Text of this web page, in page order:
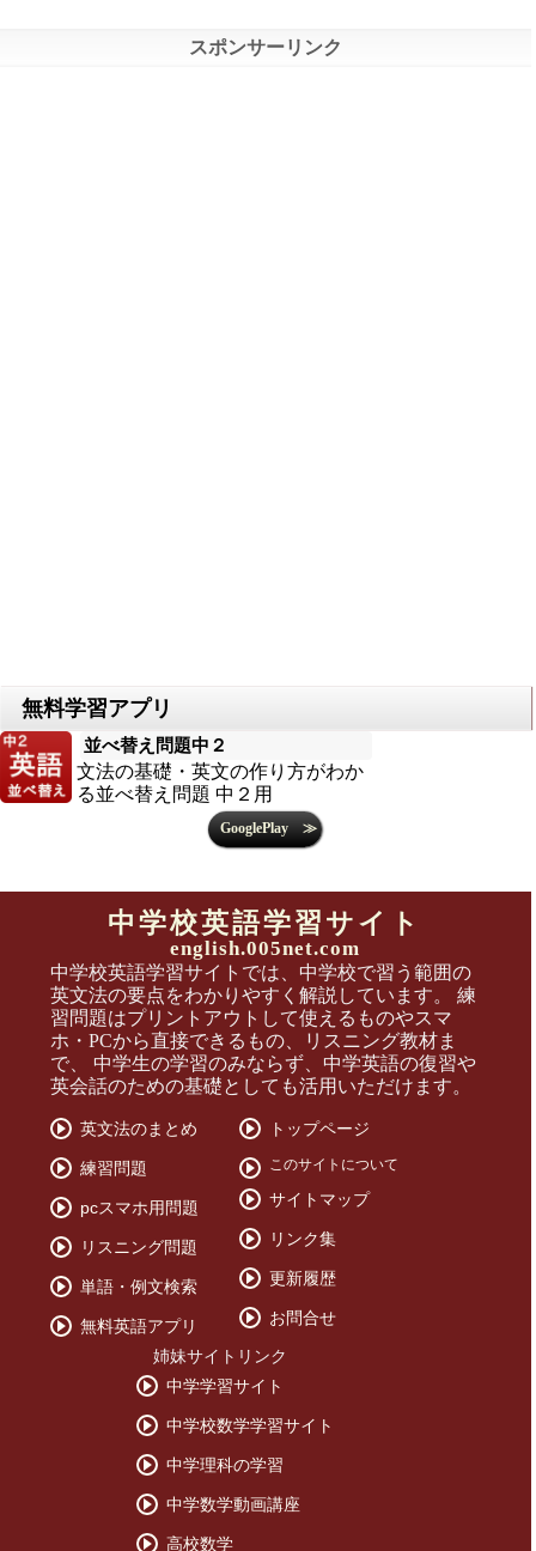
並べ替え問題中２
文法の基礎・英文の作り方がわか
る並べ替え問題 中２用
中学校英語学習サイト
english.005net.com
中学校英語学習サイトでは、中学校で習う範囲の
英文法の要点をわかりやすく解説しています。 練
習問題はプリントアウトして使えるものやスマ
ホ・PCから直接できるもの、リスニング教材ま
で、 中学生の学習のみならず、中学英語の復習や
英会話のための基礎としても活用いただけます。
英文法のまとめ
練習問題
pcスマホ用問題
リスニング問題
単語・例文検索
無料英語アプリ
トップページ
このサイトについて
サイトマップ
リンク集
更新履歴
お問合せ
姉妹サイトリンク
中学学習サイト
中学校数学学習サイト
中学理科の学習
中学数学動画講座
高校数学